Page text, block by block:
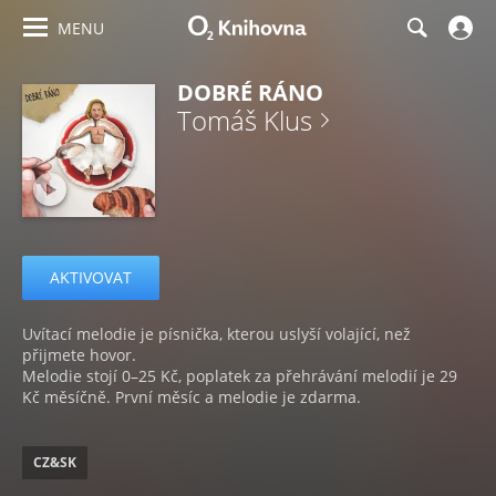
MENU
DOBRÉ RÁNO
Tomáš Klus
AKTIVOVAT
Uvítací melodie je písnička, kterou uslyší volající, než
přijmete hovor.
Melodie stojí 0–25 Kč, poplatek za přehrávání melodií je 29
Kč měsíčně. První měsíc a melodie je zdarma.
CZ&SK